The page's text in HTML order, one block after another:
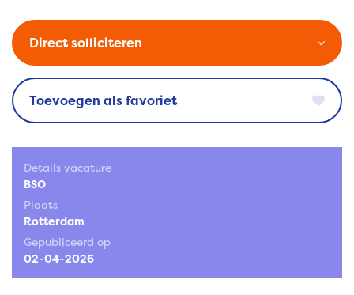
Direct solliciteren
favoriet
Details vacature
BSO
Plaats
Rotterdam
Gepubliceerd op
02-04-2026